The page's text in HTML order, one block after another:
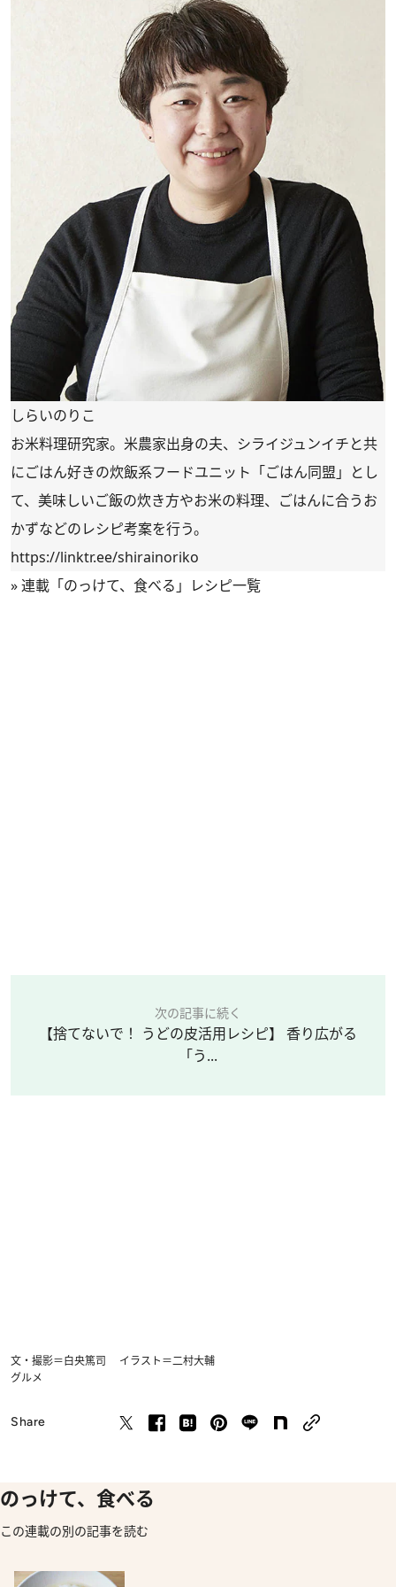
しらいのりこ
お米料理研究家。米農家出身の夫、シライジュンイチと共
にごはん好きの炊飯系フードユニット「ごはん同盟」とし
て、美味しいご飯の炊き方やお米の料理、ごはんに合うお
かずなどのレシピ考案を行う。
https://linktr.ee/shirainoriko
»連載「のっけて、食べる」レシピ一覧
次の記事に続く
【捨てないで！ うどの皮活用レシピ】 香り広がる
「う...
文・撮影＝白央篤司 イラスト＝二村大輔
グルメ
Share
のっけて、食べる
この連載の別の記事を読む